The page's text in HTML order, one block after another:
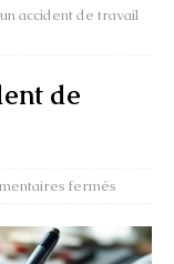
accident de travail
de
fermés